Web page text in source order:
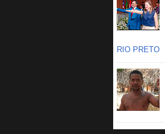
RIO PRETO